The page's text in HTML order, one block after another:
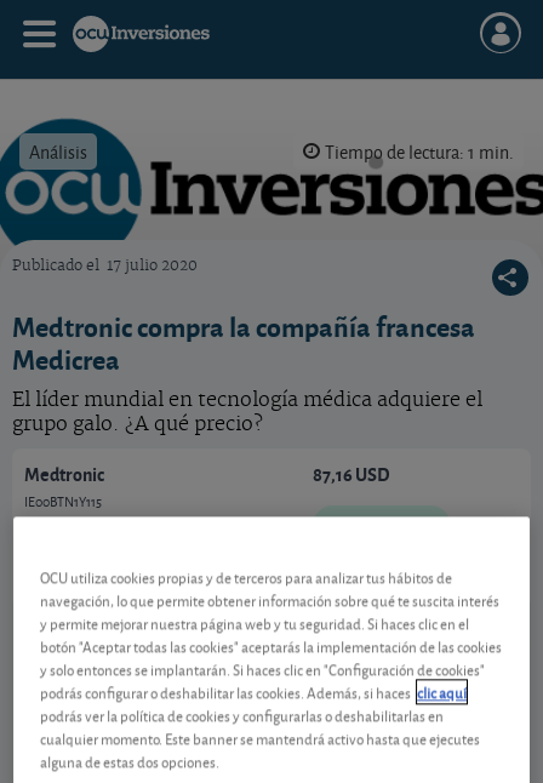
Análisis Tiempo de lectura: 1 min.
Publicado el 17 julio 2020
Medtronic compra la compañía francesa
Medicrea
El líder mundial en tecnología médica adquiere el
grupo galo. ¿A qué precio?
Medtronic
IE00BTN1Y115
87,16 USD
Ver detalladamente
Cuál es la prima pagada por Medicrea
Medtronic se hace con la francesa Medicrea. Si bien
el precio pagado representa una prima
del22%respecto al el precio de cierre de las acciones
OCU utiliza cookies propias y de terceros para analizar tus hábitos de
navegación, lo que permite obtener información sobre qué te suscita interés
y permite mejorar nuestra página web y tu seguridad. Si haces clic en el
botón "Aceptar todas las cookies" aceptarás la implementación de las cookies
y solo entonces se implantarán. Si haces clic en "Configuración de cookies"
podrás configurar o deshabilitar las cookies. Además, si haces clic aquí
podrás ver la política de cookies y configurarlas o deshabilitarlas en
cualquier momento. Este banner se mantendrá activo hasta que ejecutes
alguna de estas dos opciones.